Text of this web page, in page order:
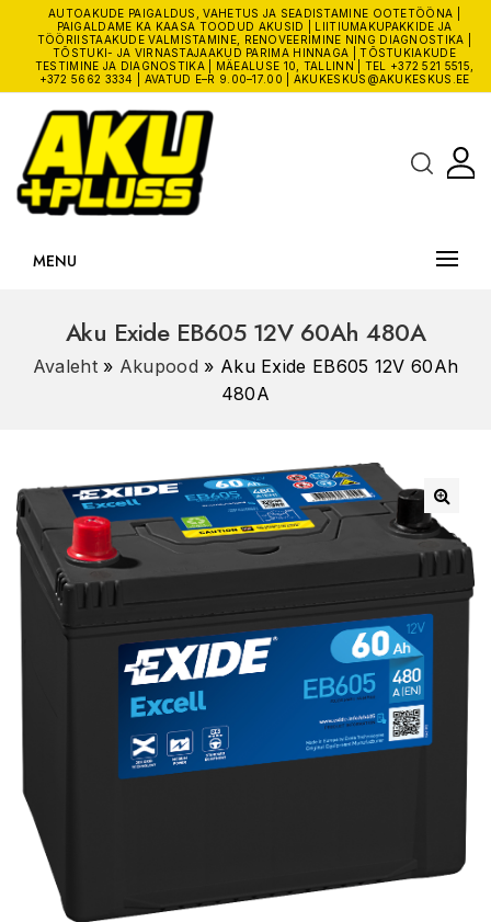
AUTOAKUDE PAIGALDUS, VAHETUS JA SEADISTAMINE OOTETÖÖNA |
PAIGALDAME KA KAASA TOODUD AKUSID | LIITIUMAKUPAKKIDE JA
TÖÖRIISTAAKUDE VALMISTAMINE, RENOVEERIMINE NING DIAGNOSTIKA |
TÕSTUKI- JA VIRNASTAJAAKUD PARIMA HINNAGA | TÕSTUKIAKUDE
TESTIMINE JA DIAGNOSTIKA | MÄEALUSE 10, TALLINN | TEL +372 521 5515
+372 5662 3334
| AVATUD E–R 9.00–17.00 | AKUKESKUS@AKUKESKUS.EE
MENU
Aku Exide EB605 12V 60Ah 480A
Avaleht» Akupood » Aku Exide EB605 12V 60Ah
480A